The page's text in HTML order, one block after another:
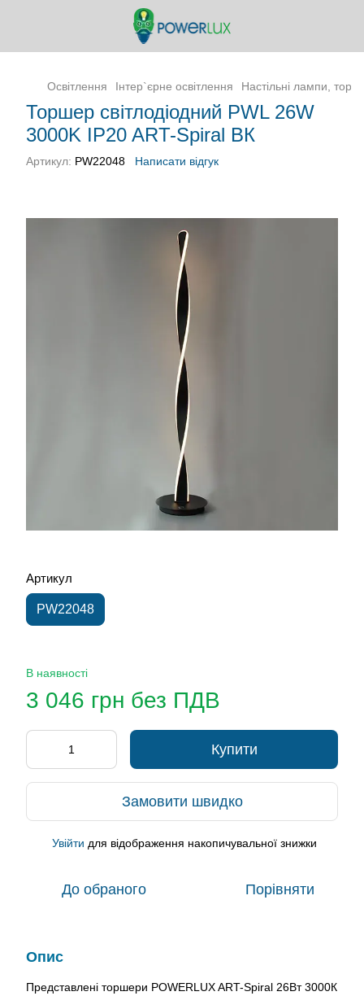
Освітлення Інтер`єрне освітлення Настільні лампи,
Торшер світлодіодний PWL 26W
3000K IP20 ART-Spiral ВК
Артикул: PW22048 Написати відгук
Артикул
PW22048
В наявності
3 046 грн без ПДВ
Купити
Замовити швидко
Увійти для відображення накопичувальної знижки
До обраного Порівняти
Опис
Представлені торшери POWERLUX ART-Spiral 26Вт 3000К